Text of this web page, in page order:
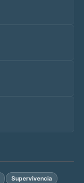
Supervivencia